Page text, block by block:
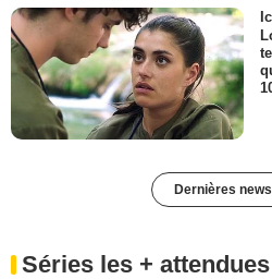
Dernières
Séries les + attendues